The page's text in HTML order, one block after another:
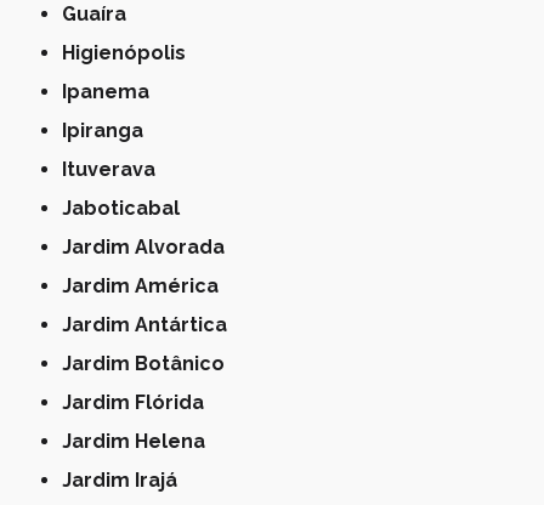
Guaíra
Higienópolis
Ipanema
Ipiranga
Ituverava
Jaboticabal
Jardim Alvorada
Jardim América
Jardim Antártica
Jardim Botânico
Jardim Flórida
Jardim Helena
Jardim Irajá